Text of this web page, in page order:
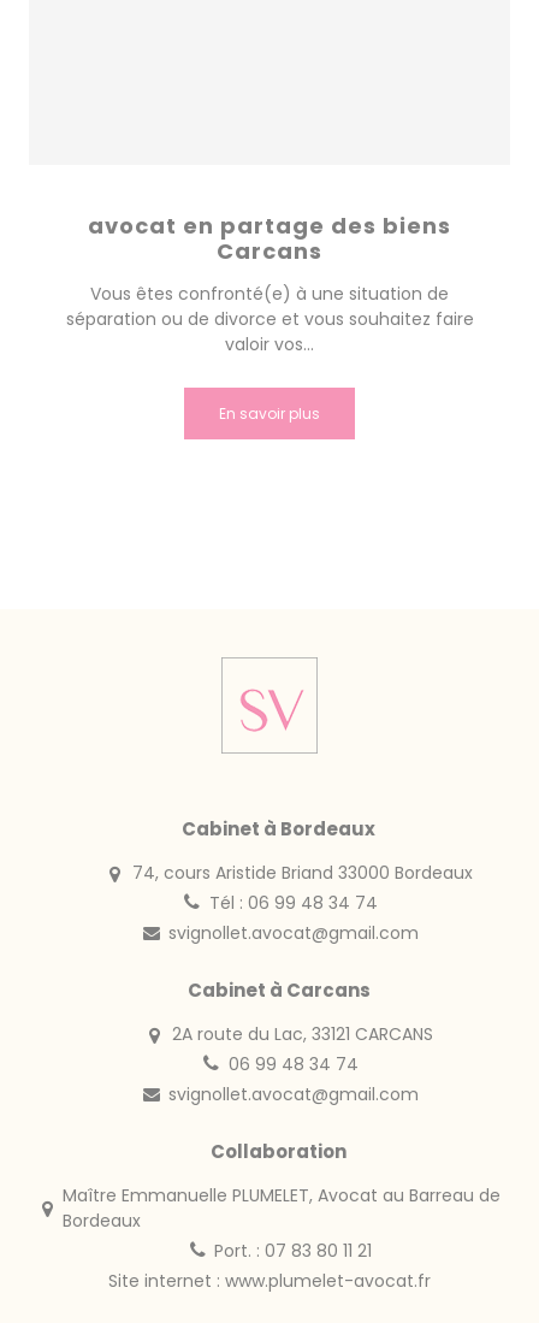
avocat en partage des biens
Carcans
Vous êtes confronté(e) à une situation de
séparation ou de divorce et vous souhaitez faire
valoir vos...
En savoir plus
Cabinet à Bordeaux
74, cours Aristide Briand 33000 Bordeaux
Tél : 06 99 48 34 74
svignollet.avocat@gmail.com
Cabinet à Carcans
2A route du Lac, 33121 CARCANS
06 99 48 34 74
svignollet.avocat@gmail.com
Collaboration
Maître Emmanuelle PLUMELET, Avocat au Barreau de
Bordeaux
Port. : 07 83 80 11 21
Site internet : www.plumelet-avocat.fr